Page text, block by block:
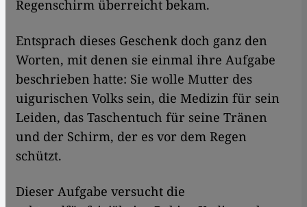
Regenschirm überreicht bekam.
Entsprach dieses Geschenk doch ganz den
Worten, mit denen sie einmal ihre Aufgabe
beschrieben hatte: Sie wolle Mutter des
uigurischen Volks sein‚ die Medizin für sein
Leiden, das Taschentuch für seine Tränen
und der Schirm, der es vor dem Regen
schützt.
Dieser Aufgabe versucht die